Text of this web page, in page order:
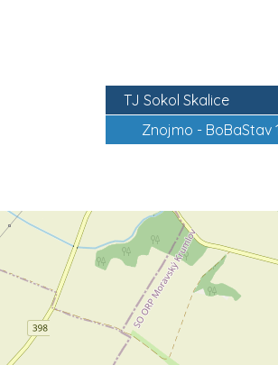
TJ Sokol Skalice
Znojmo - BoBaStav